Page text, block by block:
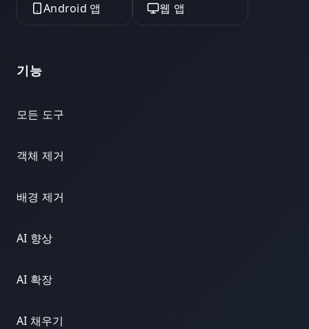
Android 앱 웹 앱
기능
모든 도구
객체 제거
배경 제거
AI 향상
AI 확장
AI 채우기